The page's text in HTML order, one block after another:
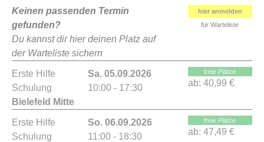
Keinen passenden Termin
gefunden?
Du kannst dir hier deinen Platz auf
der Warteliste sichern
hier anmelden
für Warteliste
Erste Hilfe
Schulung
Bielefeld Mitte
Sa. 05.09.2026
10:00 - 17:30
freie Plätze
ab: 40,99 €
Erste Hilfe
Schulung
So. 06.09.2026
11:00 - 18:30
freie Plätze
ab: 47,49 €